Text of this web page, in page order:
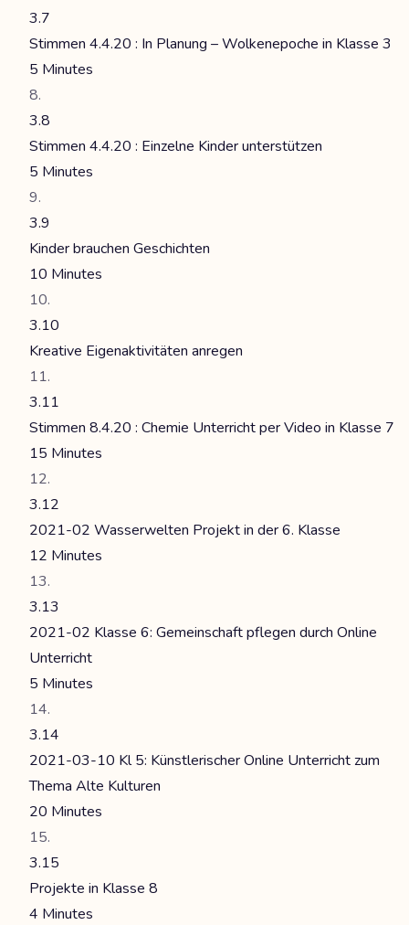
3.7
Stimmen 4.4.20 : In Planung – Wolkenepoche in Klasse 3
5 Minutes
3.8
Stimmen 4.4.20 : Einzelne Kinder unterstützen
5 Minutes
3.9
Kinder brauchen Geschichten
10 Minutes
3.10
Kreative Eigenaktivitäten anregen
3.11
Stimmen 8.4.20 : Chemie Unterricht per Video in Klasse 7
15 Minutes
3.12
2021-02 Wasserwelten Projekt in der 6. Klasse
12 Minutes
3.13
2021-02 Klasse 6: Gemeinschaft pflegen durch Online
Unterricht
5 Minutes
3.14
2021-03-10 Kl 5: Künstlerischer Online Unterricht zum
Thema Alte Kulturen
20 Minutes
3.15
Projekte in Klasse 8
4 Minutes